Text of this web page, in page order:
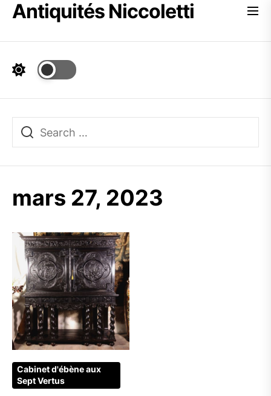
SkipAntiquités Niccoletti
mars 27, 2023
Cabinet d'ébène aux
Sept Vertus